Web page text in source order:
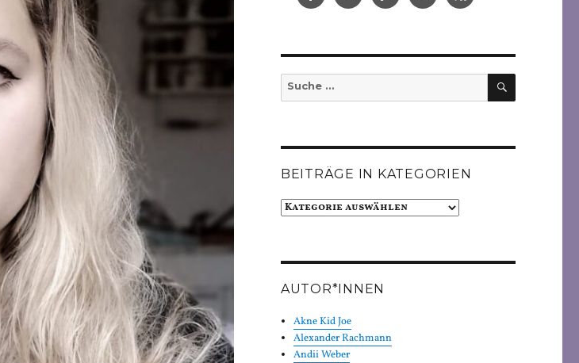
Suche
nach:
SUCHEN
BEITRÄGE IN KATEGORIEN
Beiträge
AUTOR*INNEN
Akne Kid Joe
Alexander Rachmann
Andii Weber